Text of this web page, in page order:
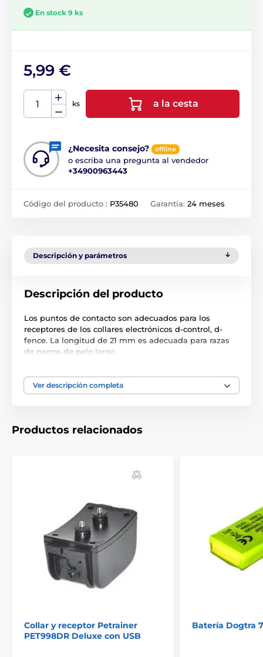
En stock 9 ks
5,99 €
ks a la cesta
¿Necesita consejo? offline
o escriba una pregunta al vendedor
+34900963443
Código del producto : P35480 Garantía: 24 meses
Descripción y parámetros
Descripción del producto
Los puntos de contacto son adecuados para los
receptores de los collares electrónicos d-control, d-
fence. La longitud de 21 mm es adecuada para razas
de perros de pelo largo.
Las especificaciones técnicas pueden cambiar sin
Accesorios Collares de adiestramiento
Electrodos
Ver descripción completa
Productos relacionados
Collar y receptor Petrainer
PET998DR Deluxe con USB
Batería Dogtra